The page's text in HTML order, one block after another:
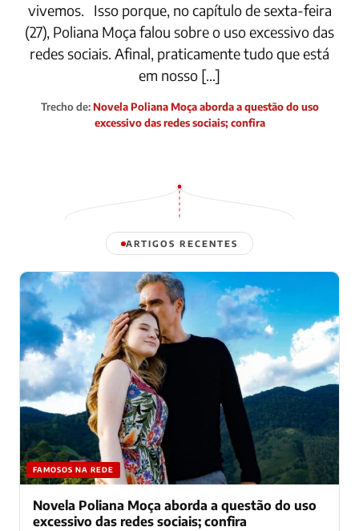
vivemos. Isso porque, no capítulo de sexta-feira
(27), Poliana Moça falou sobre o uso excessivo das
redes sociais. Afinal, praticamente tudo que está
em nosso […]
Trecho de:Novela Poliana Moça aborda a questão do uso
excessivo das redes sociais; confira
ARTIGOS RECENTES
FAMOSOS NA REDE
Novela Poliana Moça aborda a questão do uso
excessivo das redes sociais; confira